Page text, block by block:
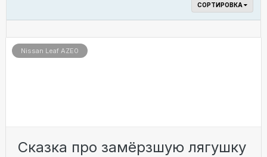
СОРТИРОВКА
Nissan Leaf AZE0
Сказка про замёрзшую лягушку